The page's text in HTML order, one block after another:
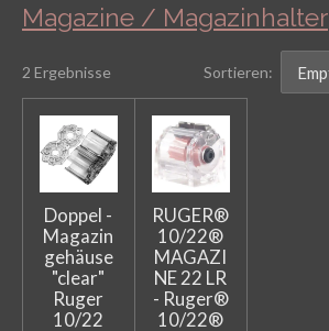
Magazine / Magazinhalter
2 Ergebnisse Sortieren:
Doppel -
Magazin
gehäuse
"clear"
Ruger
10/22
RUGER®
10/22®
MAGAZI
NE 22 LR
- Ruger®
10/22®